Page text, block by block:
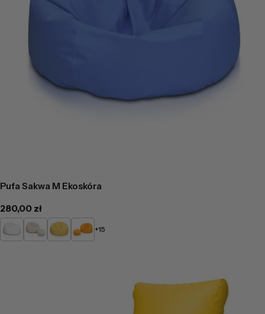
Pufa Sakwa M Ekoskóra
Cena
regularna
280,00 zł
Biały
BeżowyŻółty Pomarańczowy
+15